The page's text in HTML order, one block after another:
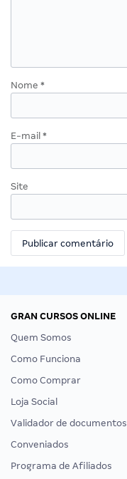
Nome *
E-mail *
Site
GRAN CURSOS ONLINE
Quem Somos
Como Funciona
Como Comprar
Loja Social
Validador de documentos
Conveniados
Programa de Afiliados